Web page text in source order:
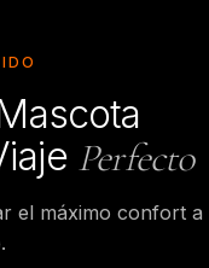
Perfecto
el máximo confort a